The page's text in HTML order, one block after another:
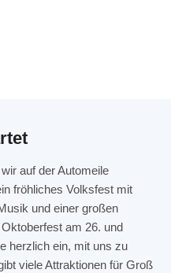
auf der Automeile
fröhliches Volksfest mit
und einer großen
am 26. und
herzlich ein, mit uns zu
viele Attraktionen für Groß